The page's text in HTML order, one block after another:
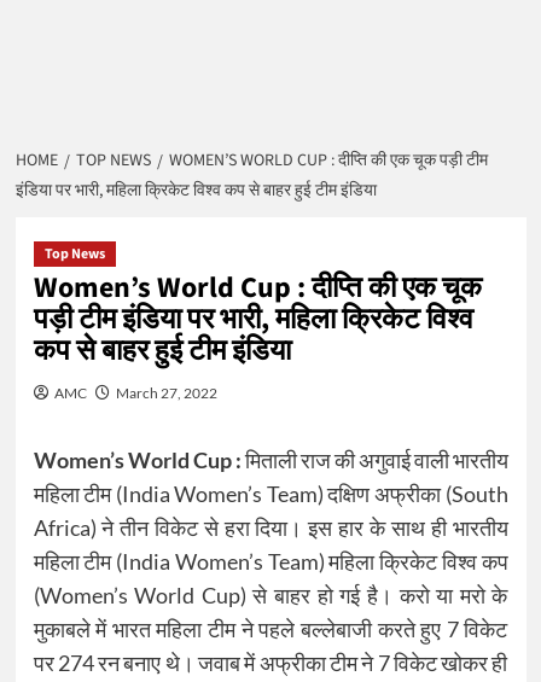
HOME TOP NEWS
WOMEN’S WORLD CUP : दीप्ति की एक चूक पड़ी टीम
इंडिया पर भारी, महिला क्रिकेट विश्व कप से बाहर हुई टीम इंडिया
Top News
Women’s World Cup : दीप्ति की एक चूक
पड़ी टीम इंडिया पर भारी, महिला क्रिकेट विश्व
कप से बाहर हुई टीम इंडिया
AMC March 27, 2022
Women’s World Cup :मिताली राज की अगुवाई वाली भारतीय
महिला टीम (India Women’s Team) दक्षिण अफ्रीका (South
Africa) ने तीन विकेट से हरा दिया। इस हार के साथ ही भारतीय
महिला टीम (India Women’s Team) महिला क्रिकेट विश्व कप
(Women’s World Cup) से बाहर हो गई है। करो या मरो के
मुकाबले में भारत महिला टीम ने पहले बल्लेबाजी करते हुए 7 विकेट
पर 274 रन बनाए थे। जवाब में अफ्रीका टीम ने 7 विकेट खोकर ही